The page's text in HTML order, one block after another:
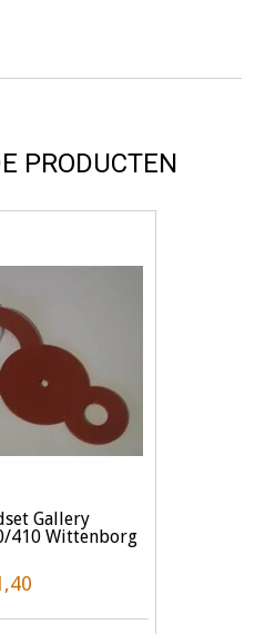
PRODUCTEN
Gallery
410 Wittenborg